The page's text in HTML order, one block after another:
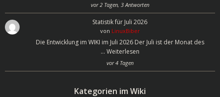
vor 2 Tagen, 3 Antworten
Statistik für Juli 2026
von LinuxBiber
Die Entwicklung im WIKI im Juli 2026 Der Juli ist der Monat des
… Weiterlesen
vor 4 Tagen
Kategorien im Wiki